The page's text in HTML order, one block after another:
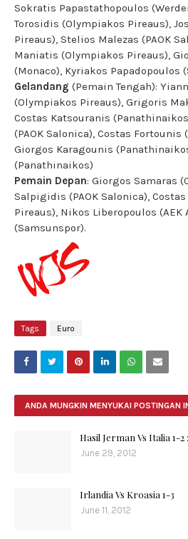
Sokratis Papastathopoulos
Torosidis (Olympiakos Pireaus),
Pireaus), Stelios Malezas (PAOK
Maniatis (Olympiakos Pireaus),
(Monaco), Kyriakos Papadopoulos
Gelandang (Pemain Tengah):
(Olympiakos Pireaus), Grigoris
Costas Katsouranis
(PAOK Salonica), Costas
Giorgos Karagounis
(Panathinaikos)
Pemain Depan: Giorgos Samaras
Salpigidis (PAOK Salonica),
Pireaus), Nikos Liberopoulos (AEK
(Samsunspor).
Tags Euro
ANDA MUNGKIN MENYUKAI POSTINGAN
Hasil Jerman Vs Italia 1-
June 29, 2012
Irlandia Vs Kroasia 1-3
June 11, 2012